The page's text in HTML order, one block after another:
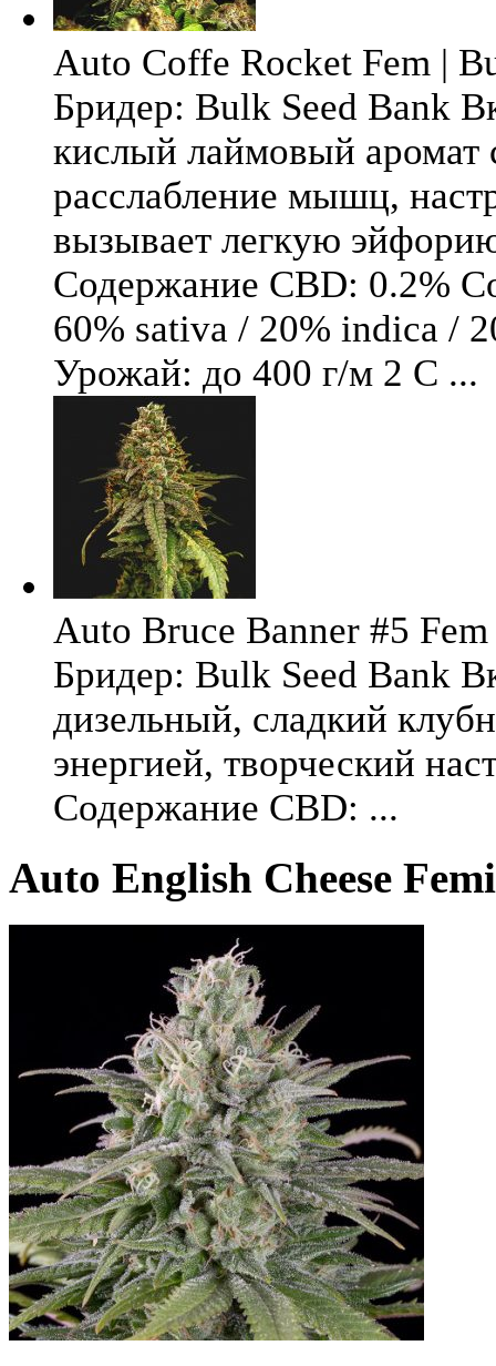
Auto Coffe Rocket Fem |
Бридер: Bulk Seed Bank
кислый лаймовый аромат
расслабление мышц,
вызывает легкую
Содержание CBD: 0.2%
60% sativa / 20% indica /
Урожай: до 400 г/м 2 С ...
Auto Bruce Banner #5
Бридер: Bulk Seed Bank
дизельный, сладкий
энергией, творческий
Содержание CBD: ...
Auto English Cheese